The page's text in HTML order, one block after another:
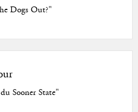
Dogs Out?"
Sooner State"